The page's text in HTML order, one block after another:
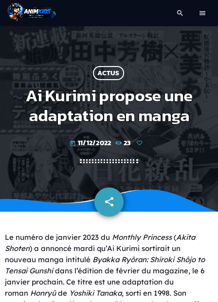
search menu
ACTUS
Ai Kurimi propose une
adaptation en manga
today 11/12/2022 23
share
email
Le numéro de janvier 2023 du Monthly Princess(Akita
Shoten) a annoncé mardi qu’Ai Kurimi sortirait un
nouveau manga intitulé Byakka Ryôran: Shiroki Shôjo to
Tensai Gunshidans l’édition de février du magazine, le 6
janvier prochain. Ce titre est une adaptation du
roman Honryûde Yoshiki Tanaka, sorti en 1998. Son